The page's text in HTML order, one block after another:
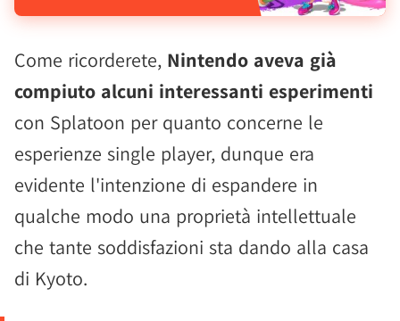
Come ricorderete, Nintendo aveva già
compiuto alcuni interessanti esperimenti
con Splatoon per quanto concerne le
esperienze single player, dunque era
evidente l'intenzione di espandere in
qualche modo una proprietà intellettuale
che tante soddisfazioni sta dando alla casa
di Kyoto.